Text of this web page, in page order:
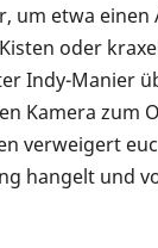
um etwa
oder
Indy-Manier
Kamera zum
verweigert
hangelt und